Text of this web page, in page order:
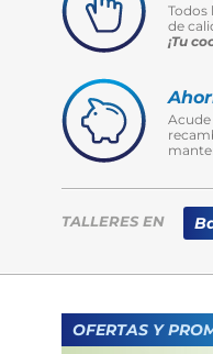
Todos
de
¡Tu
Acude
TALLERES EN
OFERTAS Y